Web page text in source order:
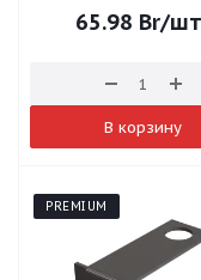
65.98 Br/шт
В корзину
PREMIUM